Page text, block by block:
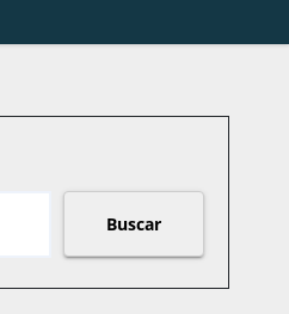
Buscar